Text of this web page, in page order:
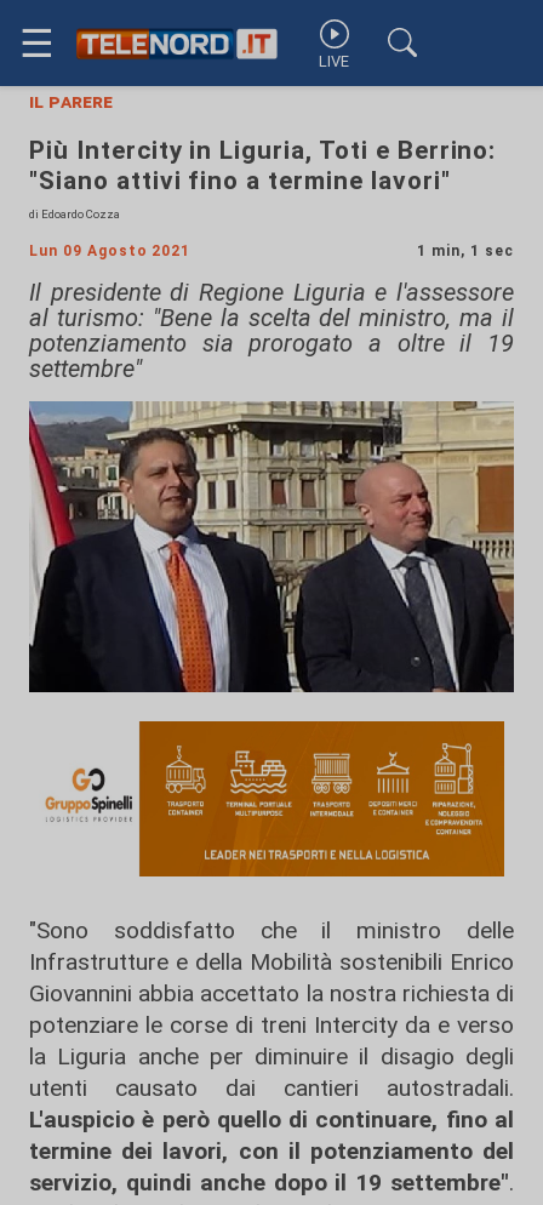
☰ LIVE
il parere
Più Intercity in Liguria, Toti e Berrino:
"Siano attivi fino a termine lavori"
di Edoardo Cozza
Lun 09 Agosto 2021 1 min, 1 sec
Il presidente di Regione Liguria e l'assessore
al turismo: "Bene la scelta del ministro, ma il
potenziamento sia prorogato a oltre il 19
settembre"
"Sono soddisfatto che il ministro delle
Infrastrutture e della Mobilità sostenibili Enrico
Giovannini abbia accettato la nostra richiesta di
potenziare le corse di treni Intercity da e verso
la Liguria anche per diminuire il disagio degli
utenti causato dai cantieri autostradali.
L'auspicio è però quello di continuare, fino al
termine dei lavori, con il potenziamento del
servizio, quindi anche dopo il 19 settembre".